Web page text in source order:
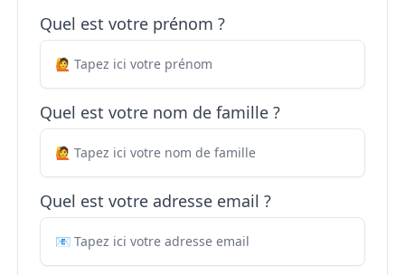
Quel est votre prénom ?
Quel est votre nom de famille ?
Quel est votre adresse email ?